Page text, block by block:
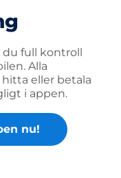
du full kontroll
Alla
eller betala
i appen.
nu!